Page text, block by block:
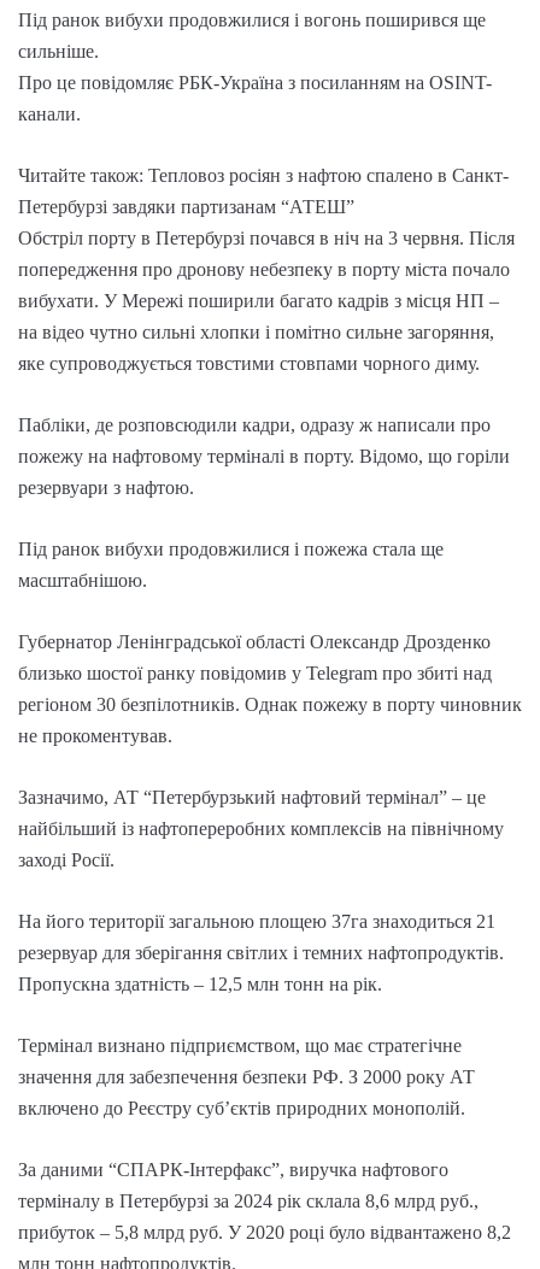
Під ранок вибухи продовжилися і вогонь поширився ще
сильніше.
Про це повідомляє РБК-Україна з посиланням на OSINT-
канали.
Читайте також: Тепловоз росіян з нафтою спалено в Санкт-
Петербурзі завдяки партизанам “АТЕШ”
Обстріл порту в Петербурзі почався в ніч на 3 червня. Після
попередження про дронову небезпеку в порту міста почало
вибухати. У Мережі поширили багато кадрів з місця НП –
на відео чутно сильні хлопки і помітно сильне загоряння,
яке супроводжується товстими стовпами чорного диму.
Пабліки, де розповсюдили кадри, одразу ж написали про
пожежу на нафтовому терміналі в порту. Відомо, що горіли
резервуари з нафтою.
Під ранок вибухи продовжилися і пожежа стала ще
масштабнішою.
Губернатор Ленінградської області Олександр Дрозденко
близько шостої ранку повідомив у Telegram про збиті над
регіоном 30 безпілотників. Однак пожежу в порту чиновник
не прокоментував.
Зазначимо, АТ “Петербурзький нафтовий термінал” – це
найбільший із нафтопереробних комплексів на північному
заході Росії.
На його території загальною площею 37га знаходиться 21
резервуар для зберігання світлих і темних нафтопродуктів.
Пропускна здатність – 12,5 млн тонн на рік.
Термінал визнано підприємством, що має стратегічне
значення для забезпечення безпеки РФ. З 2000 року АТ
включено до Реєстру суб’єктів природних монополій.
За даними “СПАРК-Інтерфакс”, виручка нафтового
терміналу в Петербурзі за 2024 рік склала 8,6 млрд руб.,
прибуток – 5,8 млрд руб. У 2020 році було відвантажено 8,2
млн тонн нафтопродуктів.